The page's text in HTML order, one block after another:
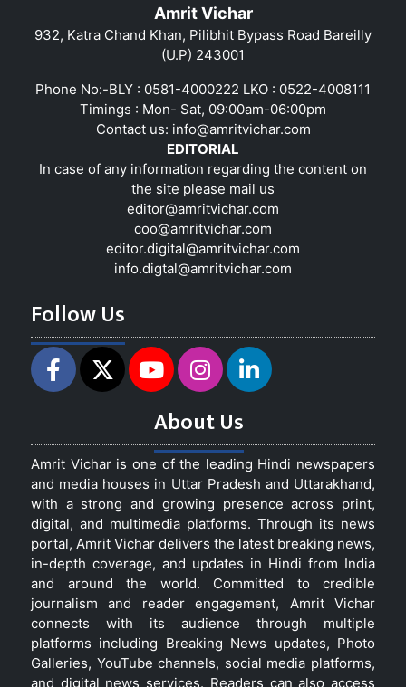
Amrit Vichar
932, Katra Chand Khan, Pilibhit Bypass Road Bareilly
(U.P) 243001
Phone No:-BLY : 0581-4000222 LKO : 0522-4008111
Timings : Mon- Sat, 09:00am-06:00pm
Contact us: info@amritvichar.com
EDITORIAL
In case of any information regarding the content on
the site please mail us
editor@amritvichar.com
coo@amritvichar.com
editor.digital@amritvichar.com
info.digtal@amritvichar.com
Follow Us
About Us
Amrit Vichar is one of the leading Hindi newspapers
and media houses in Uttar Pradesh and Uttarakhand,
with a strong and growing presence across print,
digital, and multimedia platforms. Through its news
portal, Amrit Vichar delivers the latest breaking news,
in-depth coverage, and updates in Hindi from India
and around the world. Committed to credible
journalism and reader engagement, Amrit Vichar
connects with its audience through multiple
platforms including Breaking News updates, Photo
Galleries, YouTube channels, social media platforms,
and digital news services. Readers can also access